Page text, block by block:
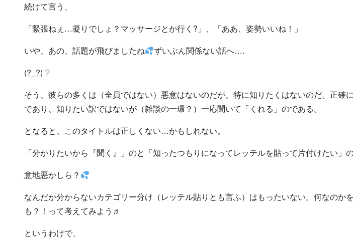
続けて言う、
「緊張ねぇ…凝りでしょ？マッサージとか行く?」、「ああ、姿勢いいね！」
いや、あの、話題が飛びましたね
ずいぶん関係ない話へ….
(?_?)
そう、彼らの多くは（全員ではない）悪意はないのだが、特に知りたくはないのだ。正
であり、知りたい訳ではないが（雑談の一環？）一応聞いて「くれる」のである。
となると、このタイトルは正しくない…かもしれない。
「分かりたいから『聞く』」のと「知ったつもりになってレッテルを貼って片付けたい」
意地悪かしら？
なんだか分からないカテゴリー分け（レッテル貼りとも言ふ）はもったいない。何なの
も？！って考えてみよう♬
というわけで、